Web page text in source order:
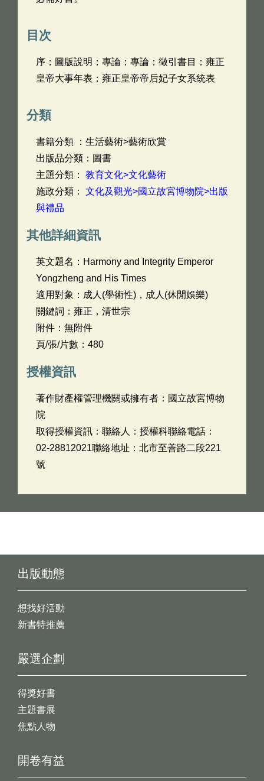
目次
序；圖版說明；專論；專論；徵引書目；雍正
皇帝大事年表；雍正皇帝帝后妃子女系統表
分類
書籍分類 ：生活藝術>藝術欣賞
出版品分類：圖書
主題分類： 教育文化>文化藝術
施政分類： 文化及觀光>國立故宮博物院>出版
與禮品
其他詳細資訊
英文題名： Harmony and Integrity Emperor
Yongzheng and His Times
適用對象：成人(學術性)，成人(休閒娛樂)
關鍵詞：雍正，清世宗
附件：無附件
頁/張/片數：480
授權資訊
著作財產權管理機關或擁有者：國立故宮博物
院
取得授權資訊：聯絡人：授權科聯絡電話：
02-28812021聯絡地址：北市至善路二段221
號
出版動態
想找好活動
新書特推薦
開卷有益
嚴選企劃
得獎好書
主題書展
焦點人物